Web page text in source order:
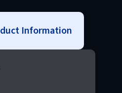
Information